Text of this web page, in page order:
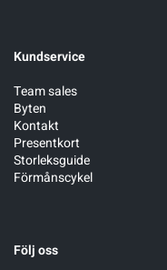
Kundservice
Team sales
Byten
Kontakt
Presentkort
Storleksguide
Förmånscykel
Följ oss